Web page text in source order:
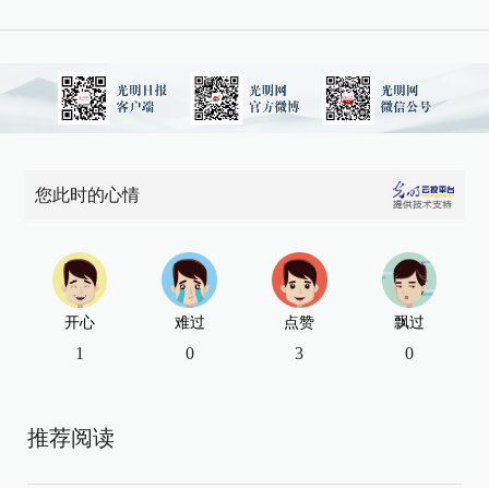
您此时的心情
开心
1
难过
0
点赞
3
飘过
0
推荐阅读